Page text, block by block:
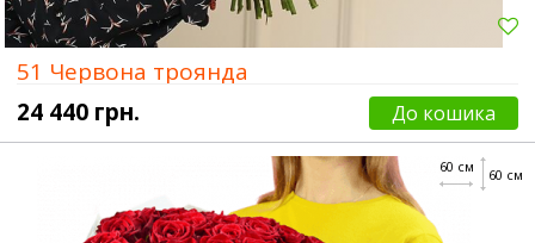
51 Червона троянда
24 440 грн.
До кошика
60 см
60 см